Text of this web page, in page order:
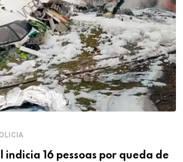
indicia 16 pessoas por queda de